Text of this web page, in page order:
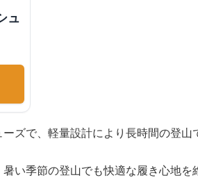
ュ
ズで、軽量設計により長時間の登山
い季節の登山でも快適な履き心地を